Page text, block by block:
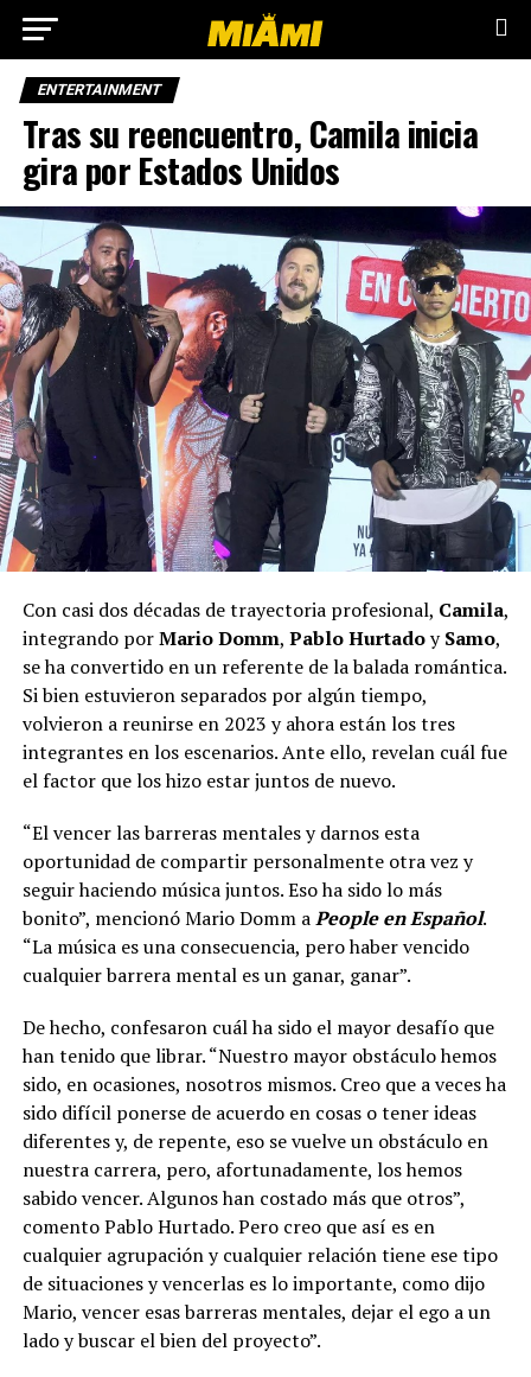
ENTERTAINMENT
Tras su reencuentro, Camila inicia
gira por Estados Unidos
Con casi dos décadas de trayectoria profesional, Camila,
integrando porMario Domm, Pablo HurtadoySamo,
se ha convertido en un referente de la balada romántica.
Si bien estuvieron separados por algún tiempo,
volvieron a reunirse en 2023 y ahora están los tres
integrantes en los escenarios. Ante ello, revelan cuál fue
el factor que los hizo estar juntos de nuevo.
“El vencer las barreras mentales y darnos esta
oportunidad de compartir personalmente otra vez y
seguir haciendo música juntos. Eso ha sido lo más
bonito”, mencionó Mario Domm aPeople en Español.
“La música es una consecuencia, pero haber vencido
cualquier barrera mental es un ganar, ganar”.
De hecho, confesaron cuál ha sido el mayor desafío que
han tenido que librar. “Nuestro mayor obstáculo hemos
sido, en ocasiones, nosotros mismos. Creo que a veces ha
sido difícil ponerse de acuerdo en cosas o tener ideas
diferentes y, de repente, eso se vuelve un obstáculo en
nuestra carrera, pero, afortunadamente, los hemos
sabido vencer. Algunos han costado más que otros”,
comento Pablo Hurtado. Pero creo que así es en
cualquier agrupación y cualquier relación tiene ese tipo
de situaciones y vencerlas es lo importante, como dijo
Mario, vencer esas barreras mentales, dejar el ego a un
lado y buscar el bien del proyecto”.